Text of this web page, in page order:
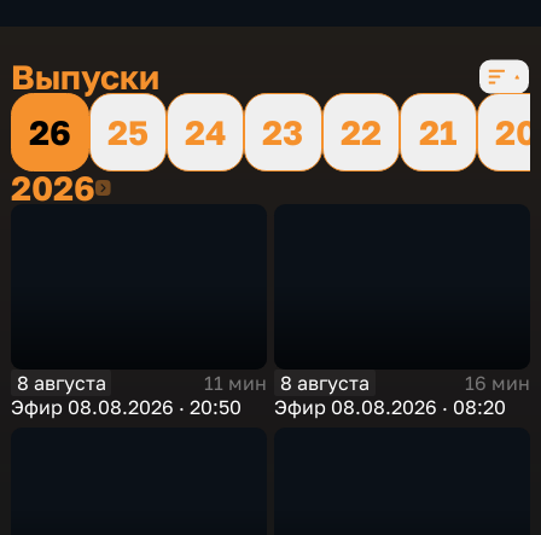
Выпуски
26
25 24 23 22 21
20
20262026
8 августа
11 мин
Эфир 08.08.2026 · 20:50
8 августа
16 мин
Эфир 08.08.2026 · 08:20